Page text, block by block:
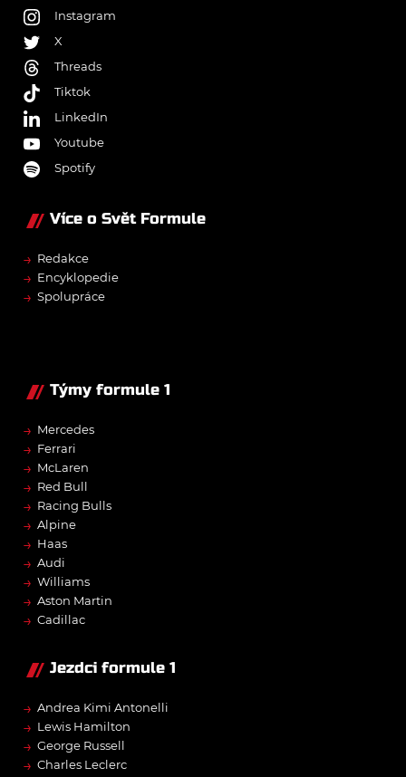
Instagram
X
Threads
Tiktok
LinkedIn
Youtube
Spotify
Více o Svět Formule
→ Redakce
→ Encyklopedie
→ Spolupráce
Týmy formule 1
→ Mercedes
→ Ferrari
→ McLaren
→ Red Bull
→ Racing Bulls
→ Alpine
→ Haas
→ Audi
→ Williams
→ Aston Martin
→ Cadillac
Jezdci formule 1
→ Andrea Kimi Antonelli
→ Lewis Hamilton
→ George Russell
→ Charles Leclerc